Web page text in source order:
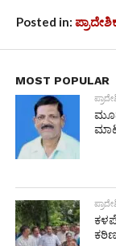
Posted in:
MOST POPULAR